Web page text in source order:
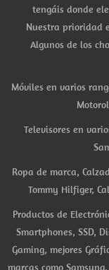
tengáis donde
Nuestra prioridad
Algunos de los
Móviles en varios
Televisores en
Ropa de marca,
Tommy Hilfiger,
Productos de
Smartphones, SSD,
Gaming, mejores
marcas como